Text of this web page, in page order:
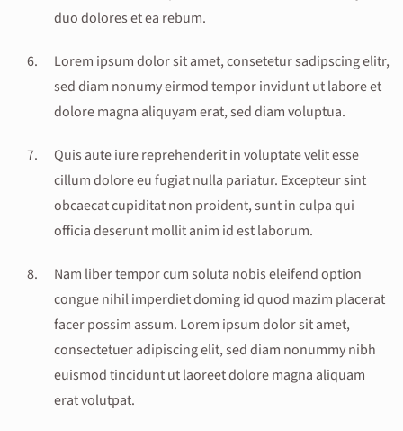
duo dolores et ea rebum.
Lorem ipsum dolor sit amet, consetetur sadipscing elitr,
sed diam nonumy eirmod tempor invidunt ut labore et
dolore magna aliquyam erat, sed diam voluptua.
Quis aute iure reprehenderit in voluptate velit esse
cillum dolore eu fugiat nulla pariatur. Excepteur sint
obcaecat cupiditat non proident, sunt in culpa qui
officia deserunt mollit anim id est laborum.
Nam liber tempor cum soluta nobis eleifend option
congue nihil imperdiet doming id quod mazim placerat
facer possim assum. Lorem ipsum dolor sit amet,
consectetuer adipiscing elit, sed diam nonummy nibh
euismod tincidunt ut laoreet dolore magna aliquam
erat volutpat.